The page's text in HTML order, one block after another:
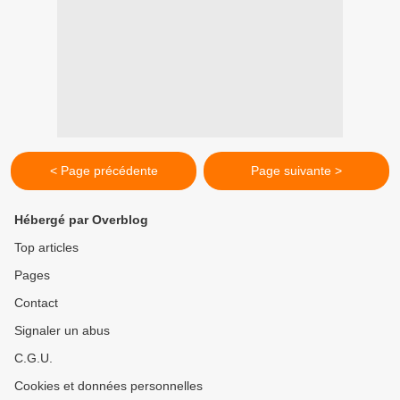
< Page précédente Page suivante >
Hébergé par Overblog
Top articles
Pages
Contact
Signaler un abus
C.G.U.
Cookies et données personnelles